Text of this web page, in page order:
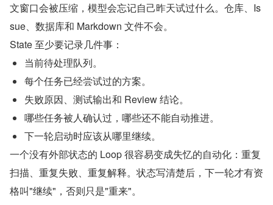
文窗口会被压缩，模型会忘记自己昨天试过什么。仓库、Is
sue、数据库和 Markdown 文件不会。
State 至少要记录几件事：
当前待处理队列。
每个任务已经尝试过的方案。
失败原因、测试输出和 Review 结论。
哪些任务被人确认过，哪些还不能自动推进。
下一轮启动时应该从哪里继续。
一个没有外部状态的 Loop 很容易变成失忆的自动化：重复
扫描、重复失败、重复解释。状态写清楚后，下一轮才有资
格叫"继续"，否则只是"重来"。